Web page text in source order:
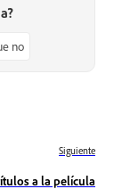
no
Siguiente
a la película